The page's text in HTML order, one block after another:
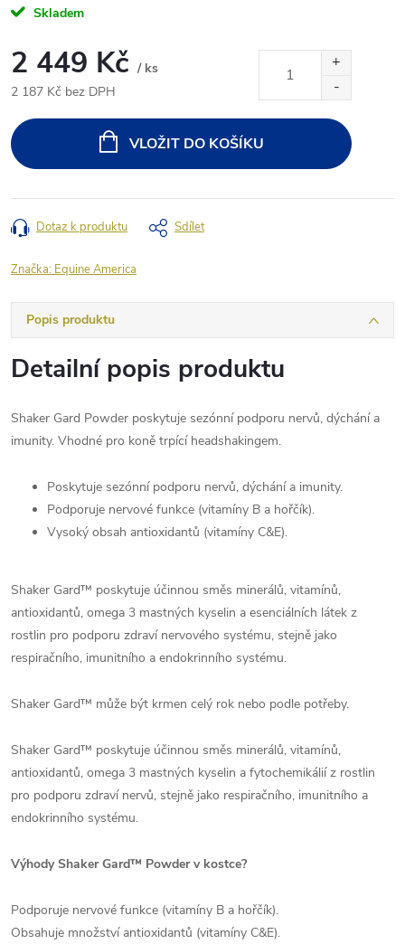
Skladem
2 449 Kč / ks
2 187 Kč bez DPH
cena:
VLOŽIT DO KOŠÍKU
Dotaz k produktu Sdílet
Značka: Equine America
Popis produktu
Detailní popis produktu
Shaker Gard Powder poskytuje sezónní podporu nervů, dýchání a
imunity. Vhodné pro koně trpící headshakingem.
Poskytuje sezónní podporu nervů, dýchání a imunity.
Podporuje nervové funkce (vitamíny B a hořčík).
Vysoký obsah antioxidantů (vitamíny C&E).
Shaker Gard™ poskytuje účinnou směs minerálů, vitamínů,
antioxidantů, omega 3 mastných kyselin a esenciálních látek z
rostlin pro podporu zdraví nervového systému, stejně jako
respiračního, imunitního a endokrinního systému.
Shaker Gard™ může být krmen celý rok nebo podle potřeby.
Shaker Gard™ poskytuje účinnou směs minerálů, vitamínů,
antioxidantů, omega 3 mastných kyselin a fytochemikálií z rostlin
pro podporu zdraví nervů, stejně jako respiračního, imunitního a
endokrinního systému.
Výhody Shaker Gard™ Powder v kostce?
Podporuje nervové funkce (vitamíny B a hořčík).
Obsahuje množství antioxidantů (vitamíny C&E).